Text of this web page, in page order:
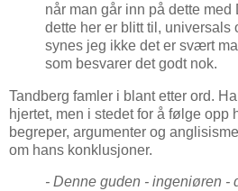
når man går inn på dette med
dette her er blitt til, universals
synes jeg ikke det er svært
som besvarer det godt nok.
Tandberg famler i blant etter ord.
hjertet, men i stedet for å følge opp
begreper, argumenter og
om hans konklusjoner.
- Denne guden - ingeniøren -